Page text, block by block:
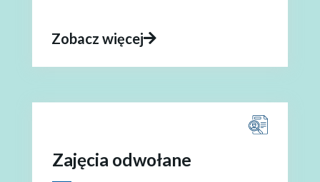
Zobacz więcej
Zajęcia odwołane